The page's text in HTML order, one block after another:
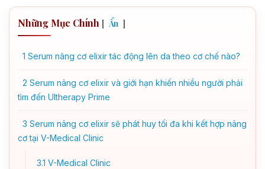
Những Mục Chính [ Ẩn ]
1 Serum nâng cơ elixir tác động lên da theo cơ chế nào?
2 Serum nâng cơ elixir và giới hạn khiến nhiều người phải
tìm đến Ultherapy Prime
3 Serum nâng cơ elixir sẽ phát huy tối đa khi kết hợp nâng
cơ tại V-Medical Clinic
3.1 V-Medical Clinic